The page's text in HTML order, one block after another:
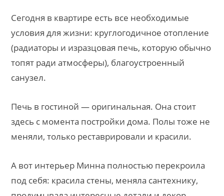
Сегодня в квартире есть все необходимые
условия для жизни: круглогодичное отопление
(радиаторы и изразцовая печь, которую обычно
топят ради атмосферы), благоустроенный
санузел.
Печь в гостиной — оригинальная. Она стоит
здесь с момента постройки дома. Полы тоже не
меняли, только реставрировали и красили.
А вот интерьер Минна полностью перекроила
под себя: красила стены, меняла сантехнику,